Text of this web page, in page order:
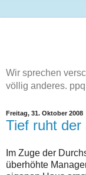
Wir sprechen
völlig anderes.
Freitag, 31. Oktober 2008
Tief ruht der
Im Zuge der
überhöhte